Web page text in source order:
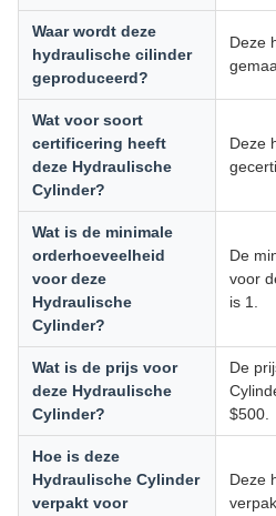
Waar wordt deze
hydraulische cilinder
geproduceerd?
Deze
Wat voor soort
certificering heeft
deze Hydraulische
Cylinder?
Deze
Wat is de minimale
orderhoeveelheid
voor deze
Hydraulische
Cylinder?
De
voor
is 1.
Wat is de prijs voor
deze Hydraulische
Cylinder?
De
$500.
Hoe is deze
Hydraulische Cylinder
verpakt voor
Deze